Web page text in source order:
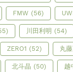
FMW (56)
川田利明 (54)
ZERO1 (52) 丸
北斗晶 (50) 越